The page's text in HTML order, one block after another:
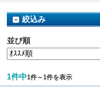
絞込み
並び順
1件中1件～1件を表示